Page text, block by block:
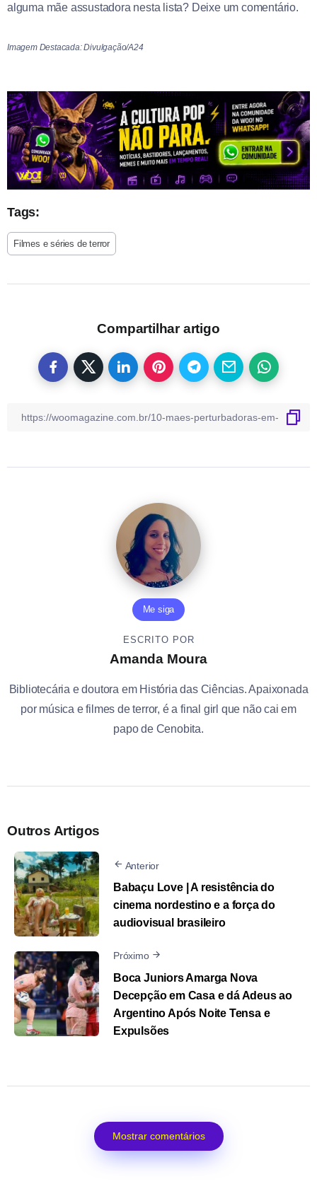
alguma mãe assustadora nesta lista? Deixe um comentário.
Imagem Destacada: Divulgação/A24
Tags:
Filmes e séries de terror
Compartilhar artigo
Me siga
ESCRITO POR
Amanda Moura
Bibliotecária e doutora em História das Ciências. Apaixonada
por música e filmes de terror, é a final girl que não cai em
papo de Cenobita.
Outros Artigos
Anterior
Babaçu Love | A resistência do
cinema nordestino e a força do
audiovisual brasileiro
Próximo
Boca Juniors Amarga Nova
Decepção em Casa e dá Adeus ao
Argentino Após Noite Tensa e
Expulsões
Mostrar comentários